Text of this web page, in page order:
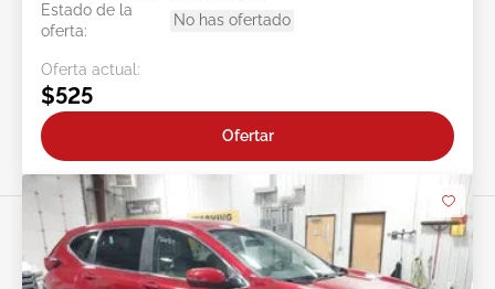
Estado de la
oferta:
No has ofertado
Oferta actual:
$525
Ofertar